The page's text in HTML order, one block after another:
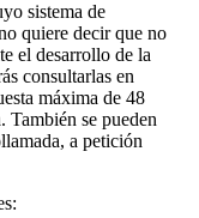
sistema de
quiere decir que no
el desarrollo de la
consultarlas en
máxima de 48
También se pueden
a petición